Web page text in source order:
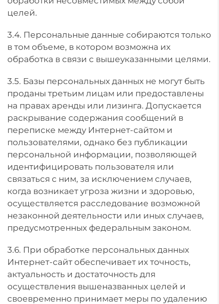
целей.
3.4. Персональные данные собираются только
в том объеме, в котором возможна их
обработка в связи с вышеуказанными целями.
3.5. Базы персональных данных не могут быть
проданы третьим лицам или предоставлены
на правах аренды или лизинга. Допускается
раскрывание содержания сообщений в
переписке между Интернет-сайтом и
пользователями, однако без публикации
персональной информации, позволяющей
идентифицировать пользователя или
связаться с ним, за исключением случаев,
когда возникает угроза жизни и здоровью,
осуществляется расследование возможной
незаконной деятельности или иных случаев,
предусмотренных федеральным законом.
3.6. При обработке персональных данных
Интернет-сайт обеспечивает их точность,
актуальность и достаточность для
осуществления вышеназванных целей и
своевременно принимает меры по удалению